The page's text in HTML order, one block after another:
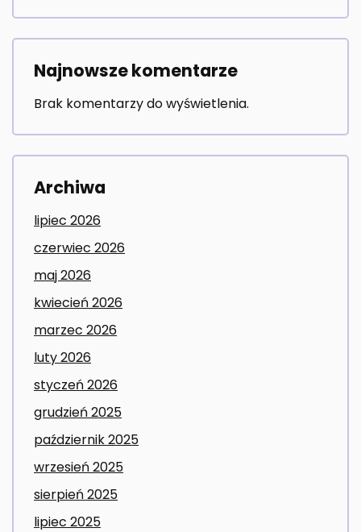
Najnowsze komentarze
Brak komentarzy do wyświetlenia.
Archiwa
lipiec 2026
czerwiec 2026
maj 2026
kwiecień 2026
marzec 2026
luty 2026
styczeń 2026
grudzień 2025
październik 2025
wrzesień 2025
sierpień 2025
lipiec 2025